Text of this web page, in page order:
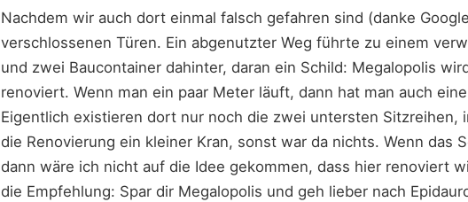
Nachdem wir auch dort einmal falsch gefahren sind (danke
verschlossenen Türen. Ein abgenutzter Weg führte zu einem
und zwei Baucontainer dahinter, daran ein Schild: Megalopolis
renoviert. Wenn man ein paar Meter läuft, dann hat man auch
Eigentlich existieren dort nur noch die zwei untersten Sitzreihen,
die Renovierung ein kleiner Kran, sonst war da nichts. Wenn das
dann wäre ich nicht auf die Idee gekommen, dass hier renoviert
die Empfehlung: Spar dir Megalopolis und geh lieber nach